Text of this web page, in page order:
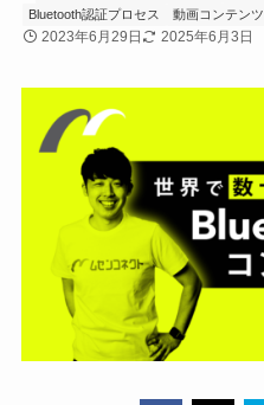
Bluetooth認証プロセス
動画コンテンツ
2023年6月29日 2025年6月3日